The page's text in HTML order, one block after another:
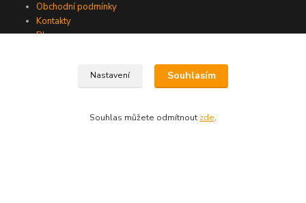
Obchodní podmínky
Kontakty
Blog
Nastavení Souhlasím
Souhlas můžete odmítnout zde.